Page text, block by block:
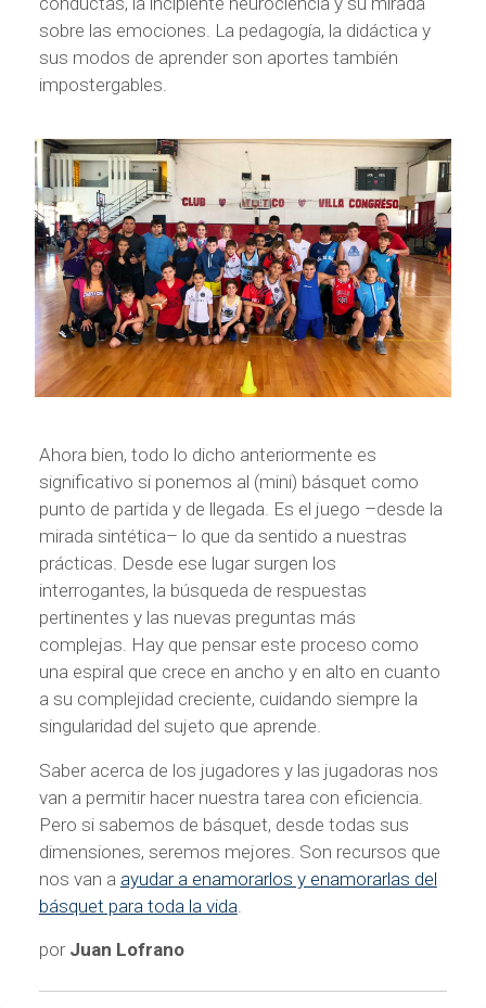
sobre las emociones. La pedagogía, la didáctica y
sus modos de aprender son aportes también
impostergables.
Ahora bien, todo lo dicho anteriormente es
significativo si ponemos al (mini) básquet como
punto de partida y de llegada. Es el juego –desde la
mirada sintética– lo que da sentido a nuestras
prácticas. Desde ese lugar surgen los
interrogantes, la búsqueda de respuestas
pertinentes y las nuevas preguntas más
complejas. Hay que pensar este proceso como
una espiral que crece en ancho y en alto en cuanto
a su complejidad creciente, cuidando siempre la
singularidad del sujeto que aprende.
Saber acerca de los jugadores y las jugadoras nos
van a permitir hacer nuestra tarea con eficiencia.
Pero si sabemos de básquet, desde todas sus
dimensiones, seremos mejores. Son recursos que
nos van a ayudar a enamorarlos y enamorarlas del
básquet para toda la vida
por Juan Lofrano